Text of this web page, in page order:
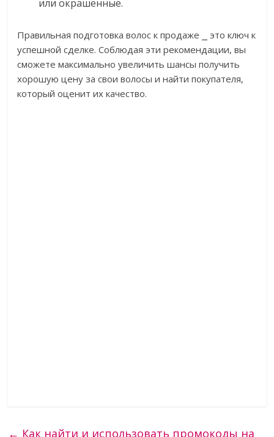
или окрашенные.
Правильная подготовка волос к продаже ⎯ это ключ к
успешной сделке. Соблюдая эти рекомендации, вы
сможете максимально увеличить шансы получить
хорошую цену за свои волосы и найти покупателя,
который оценит их качество.
← Как найти и использовать промокоды на